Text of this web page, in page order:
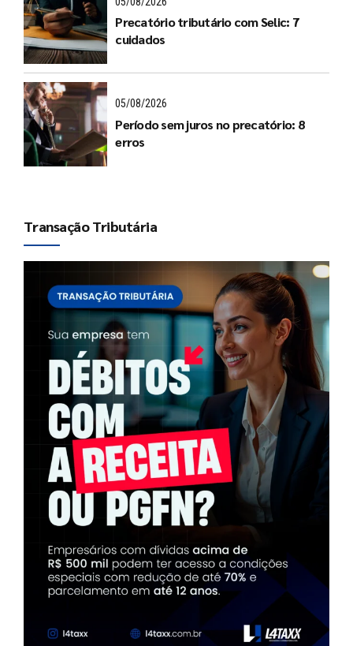
Precatório tributário com Selic: 7
cuidados
05/08/2026
Período sem juros no precatório: 8
erros
Transação Tributária